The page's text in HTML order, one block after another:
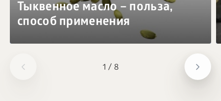
1 / 8
Тыквенное масло – польза,
способ применения